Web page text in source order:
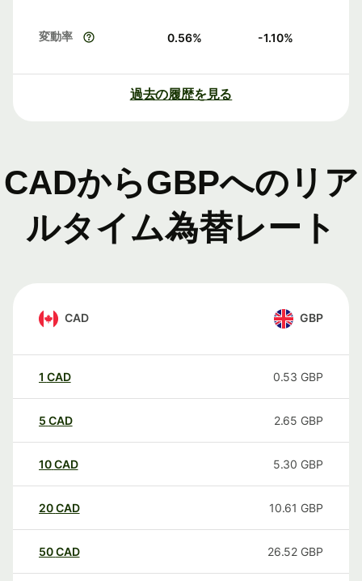
変動率 0.56% -1.10%
過去の履歴を見る
CADからGBPへのリア
ルタイム為替レート
CAD GBP
1 CAD 0.53 GBP
5 CAD 2.65 GBP
10CAD 5.30 GBP
20CAD 10.61 GBP
50CAD 26.52 GBP